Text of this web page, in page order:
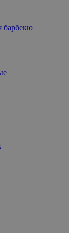
барбекю